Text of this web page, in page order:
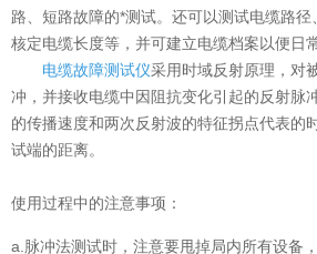
路、短路故障的*测试。还可以测试电缆路径
核定电缆长度等，并可建立电缆档案以便日
电缆故障测试仪采用时域反射原理，对
冲，并接收电缆中因阻抗变化引起的反射脉
的传播速度和两次反射波的特征拐点代表的
试端的距离。
使用过程中的注意事项：
a.脉冲法测试时，注意要甩掉局内所有设备